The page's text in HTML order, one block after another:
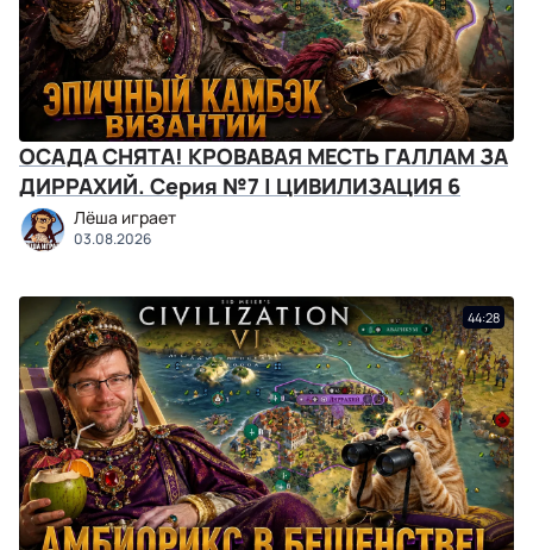
ОСАДА СНЯТА! КРОВАВАЯ МЕСТЬ ГАЛЛАМ ЗА
ДИРРАХИЙ. Серия №7 | ЦИВИЛИЗАЦИЯ 6
Лёша играет
03.08.2026
44:28